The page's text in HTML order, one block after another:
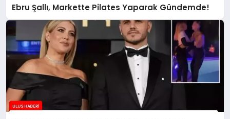
Ebru Şallı, Markette Pilates Yaparak Gündemde!